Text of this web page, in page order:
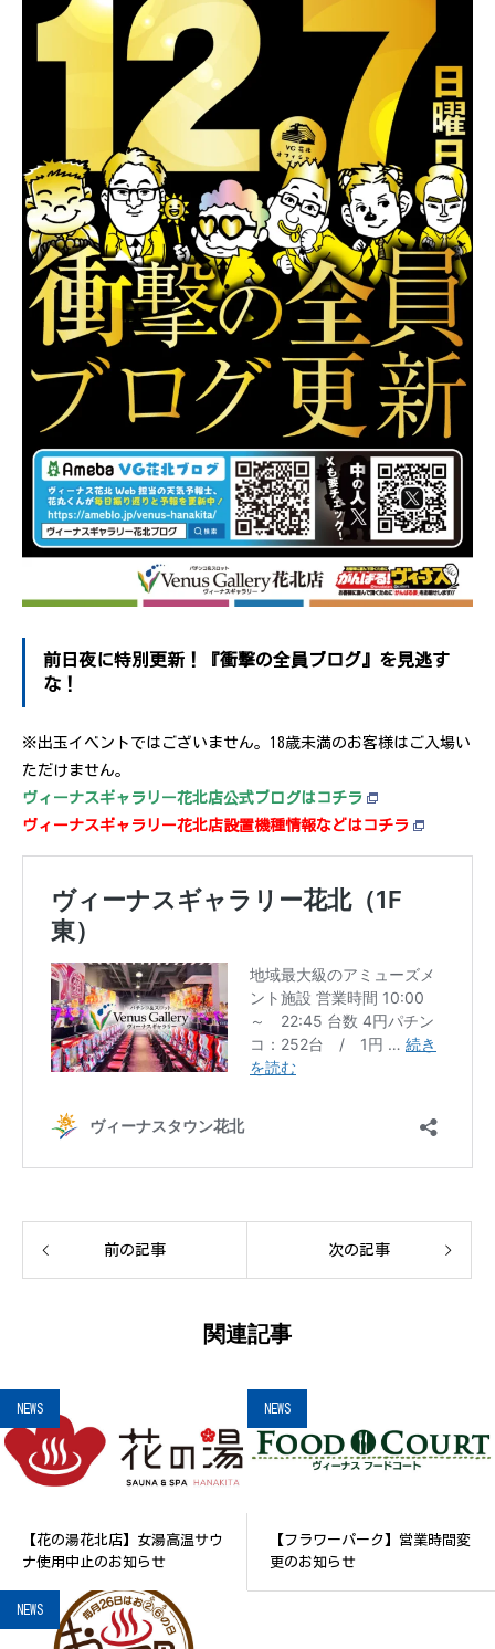
前日夜に特別更新！『衝撃の全員ブログ』を見逃す
な！
※出玉イベントではございません。18歳未満のお客様はご入場い
ただけません。
ヴィーナスギャラリー花北店公式ブログはコチラ
ヴィーナスギャラリー花北店設置機種情報などはコチラ
前の記事 次の記事
関連記事
NEWS
【花の湯花北店】女湯高温サウ
ナ使用中止のお知らせ
NEWS
【フラワーパーク】営業時間変
更のお知らせ
NEWS